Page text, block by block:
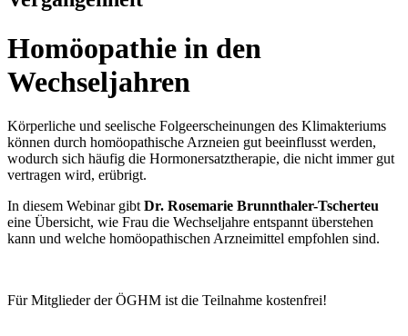
Homöopathie in den
Wechseljahren
Körperliche und seelische Folgeerscheinungen des Klimakteriums
können durch homöopathische Arzneien gut beeinflusst werden,
wodurch sich häufig die Hormonersatztherapie, die nicht immer gut
vertragen wird, erübrigt.
In diesem Webinar gibt Dr. Rosemarie Brunnthaler-Tscherteu
eine Übersicht, wie Frau die Wechseljahre entspannt überstehen
kann und welche homöopathischen Arzneimittel empfohlen sind.
Für Mitglieder der ÖGHM ist die Teilnahme kostenfrei!